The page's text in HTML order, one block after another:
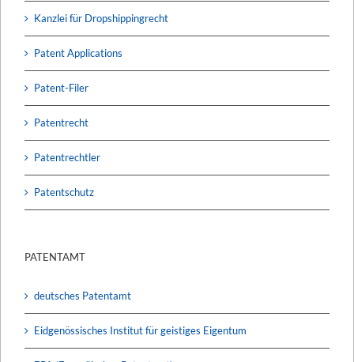
Kanzlei für Dropshippingrecht
Patent Applications
Patent-Filer
Patentrecht
Patentrechtler
Patentschutz
PATENTAMT
deutsches Patentamt
Eidgenössisches Institut für geistiges Eigentum